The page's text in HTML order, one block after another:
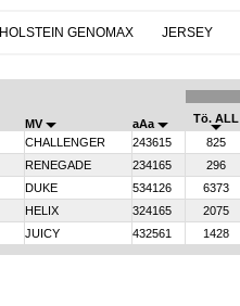
HOLSTEIN GENOMAX JERSEY
MV aAa Tö. ALL
CHALLENGER 243615 825
RENEGADE 234165 296
DUKE 534126 6373
HELIX 324165 2075
JUICY 432561 1428